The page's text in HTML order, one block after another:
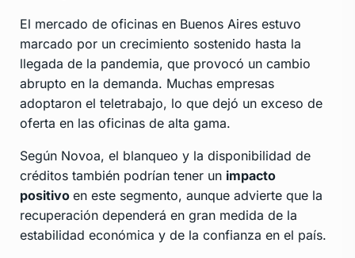
El mercado de oficinas en Buenos Aires estuvo
marcado por un crecimiento sostenido hasta la
llegada de la pandemia, que provocó un cambio
abrupto en la demanda. Muchas empresas
adoptaron el teletrabajo, lo que dejó un exceso de
oferta en las oficinas de alta gama.
Según Novoa, el blanqueo y la disponibilidad de
créditos también podrían tener un impacto
positivo en este segmento, aunque advierte que la
recuperación dependerá en gran medida de la
estabilidad económica y de la confianza en el país.